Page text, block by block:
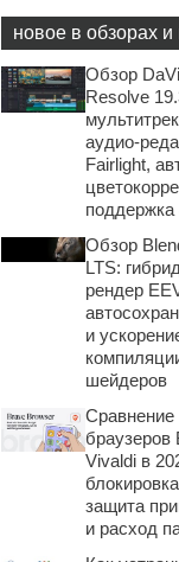
новое в обзорах и
Обзор
Resolve
аудио-
Fairlight,
поддержка
Обзор
LTS:
рендер
и
шейдеров
Сравнение
браузеров
Vivaldi в
защита
и расход